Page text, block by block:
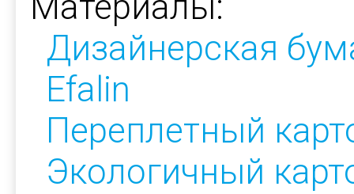
Дизайнерская
Efalin
Переплетный
Экологичный